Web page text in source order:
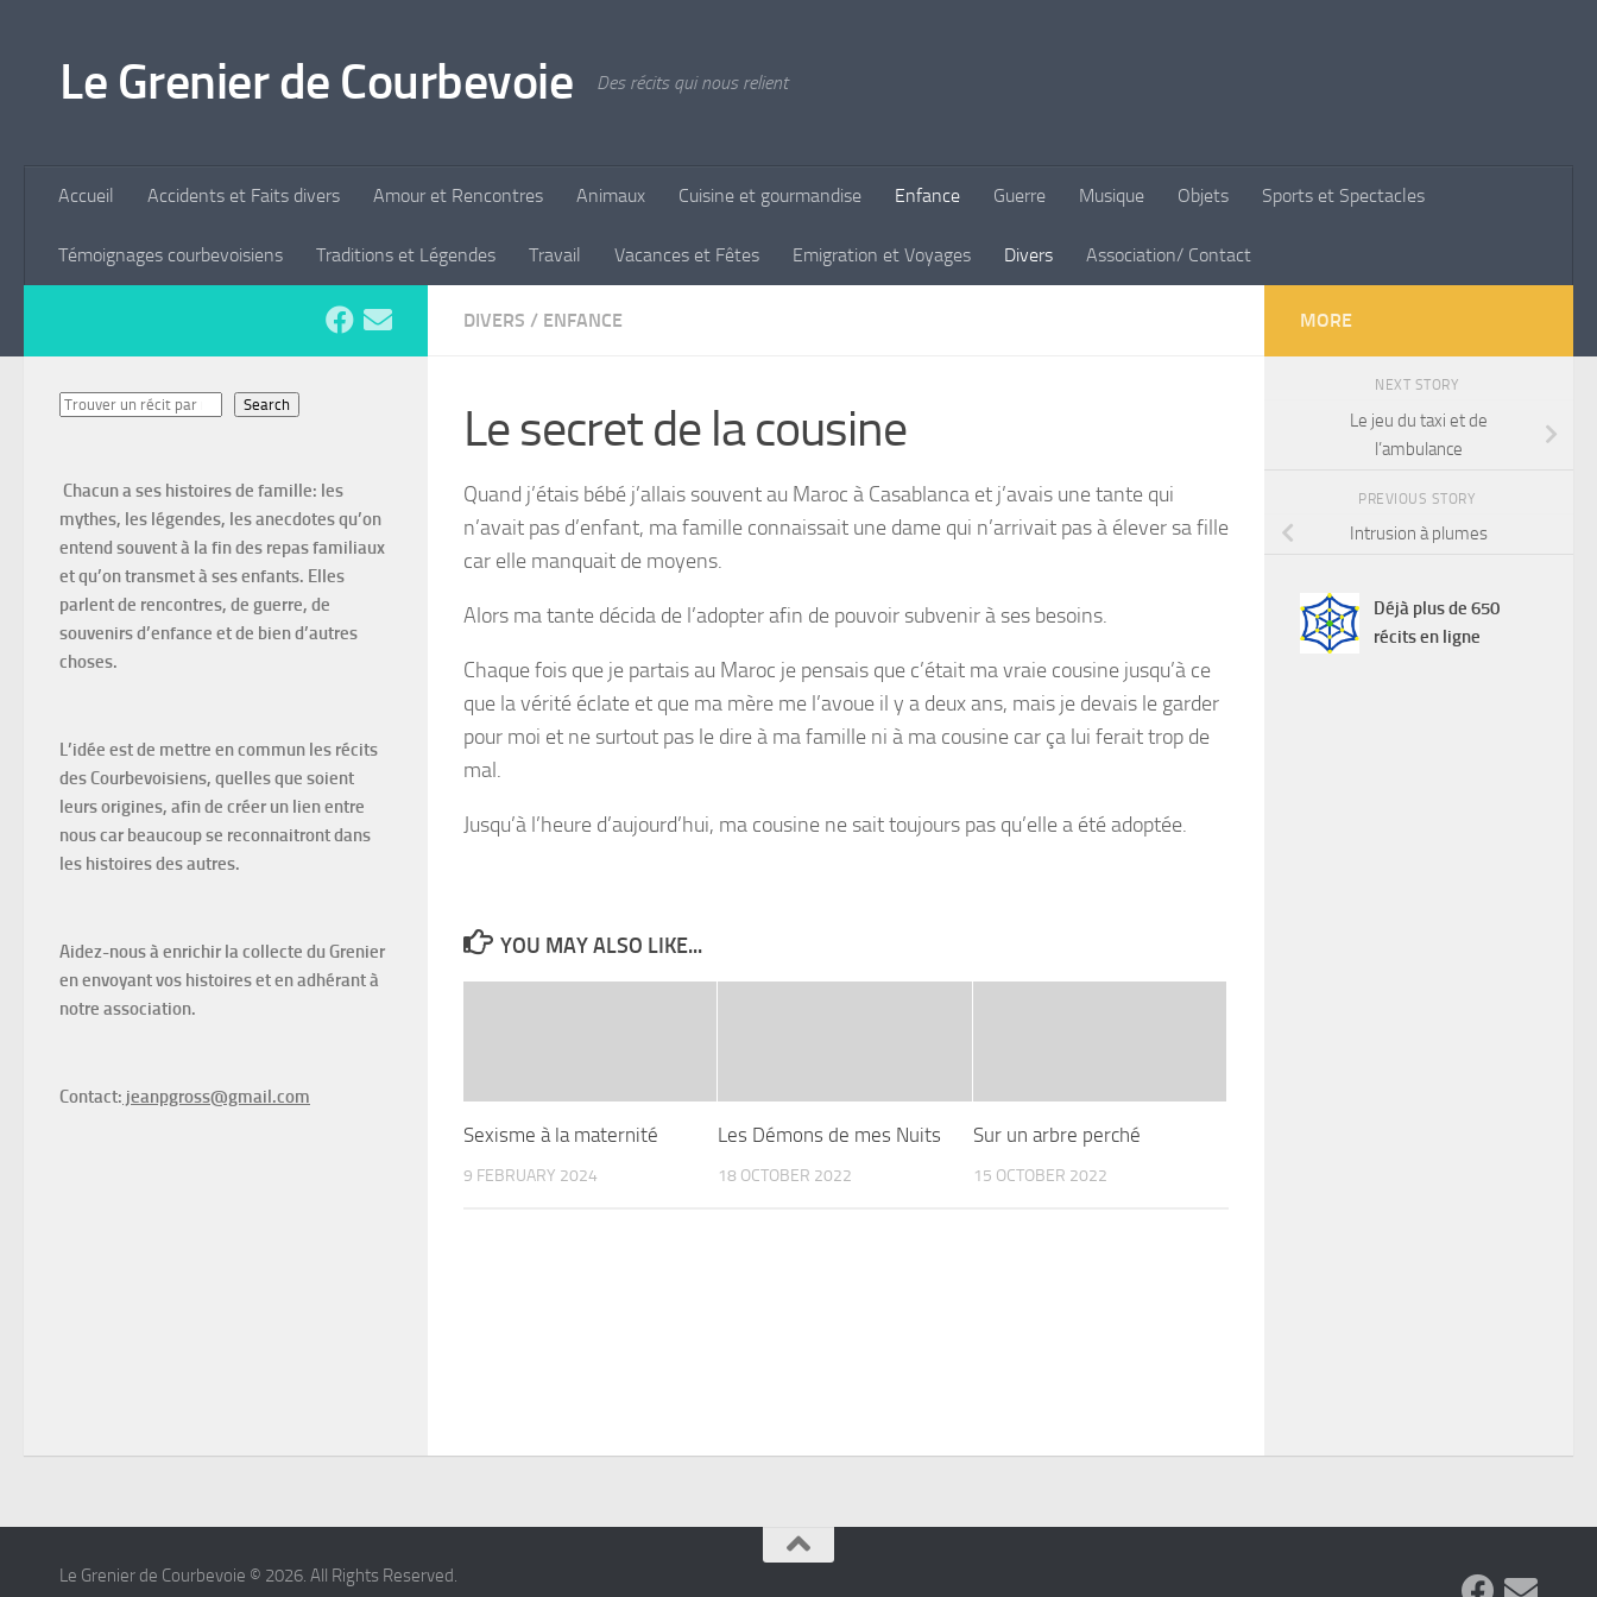
Le Grenier de Courbevoie Des récits qui nous relient
Accueil Accidents et Faits divers Amour et Rencontres Animaux Cuisine et gourmandise Enfance Guerre Musique Objets Sports et Spectacles
Témoignages courbevoisiens Traditions et Légendes Travail Vacances et Fêtes Emigration et Voyages Divers Association/ Contact
DIVERS / ENFANCE
Le secret de la cousine
Quand j’étais bébé j’allais souvent au Maroc à Casablanca et j’avais une tante qui
n’avait pas d’enfant, ma famille connaissait une dame qui n’arrivait pas à élever sa fille
car elle manquait de moyens.
Alors ma tante décida de l’adopter afin de pouvoir subvenir à ses besoins.
Chaque fois que je partais au Maroc je pensais que c’était ma vraie cousine jusqu’à ce
que la vérité éclate et que ma mère me l’avoue il y a deux ans, mais je devais le garder
pour moi et ne surtout pas le dire à ma famille ni à ma cousine car ça lui ferait trop de
mal.
Jusqu’à l’heure d’aujourd’hui, ma cousine ne sait toujours pas qu’elle a été adoptée.
YOU MAY ALSO LIKE...
Sexisme à la maternité
9 FEBRUARY 2024
Les Démons de mes Nuits
18 OCTOBER 2022
Sur un arbre perché
15 OCTOBER 2022
Search Search
Chacun a ses histoires de famille: les
mythes, les légendes, les anecdotes qu’on
entend souvent à la fin des repas familiaux
et qu’on transmet à ses enfants. Elles
parlent de rencontres, de guerre, de
souvenirs d’enfance et de bien d’autres
choses.
L’idée est de mettre en commun les récits
des Courbevoisiens, quelles que soient
leurs origines, afin de créer un lien entre
nous car beaucoup se reconnaitront dans
les histoires des autres.
Aidez-nous à enrichir la collecte du Grenier
en envoyant vos histoires et en adhérant à
notre association.
Contact: jeanpgross@gmail.com
MORE
NEXT STORY
Le jeu du taxi et de
l’ambulance
PREVIOUS STORY
Intrusion à plumes
Déjà plus de 650
récits en ligne
Le Grenier de Courbevoie © 2026. All Rights Reserved.